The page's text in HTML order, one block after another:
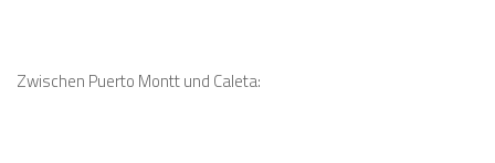
Zwischen Puerto Montt und Caleta: